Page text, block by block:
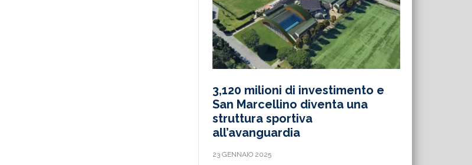
3,120 milioni di investimento e
San Marcellino diventa una
struttura sportiva
all’avanguardia
23 GENNAIO 2025